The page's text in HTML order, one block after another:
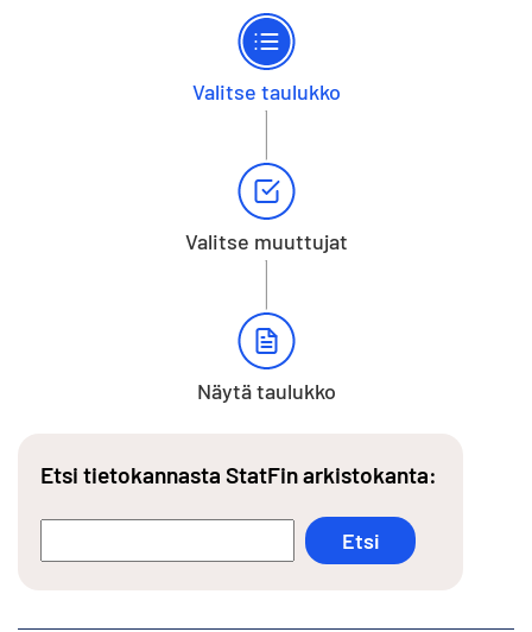
Valitse taulukko
Valitse muuttujat
Näytä taulukko
Etsi tietokannasta StatFin arkistokanta: